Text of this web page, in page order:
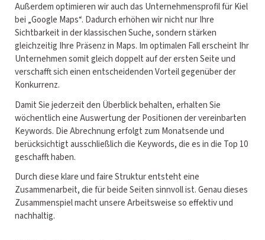
Außerdem optimieren wir auch das Unternehmensprofil für Kiel
bei „Google Maps“. Dadurch erhöhen wir nicht nur Ihre
Sichtbarkeit in der klassischen Suche, sondern stärken
gleichzeitig Ihre Präsenz in Maps. Im optimalen Fall erscheint Ihr
Unternehmen somit gleich doppelt auf der ersten Seite und
verschafft sich einen entscheidenden Vorteil gegenüber der
Konkurrenz.
Damit Sie jederzeit den Überblick behalten, erhalten Sie
wöchentlich eine Auswertung der Positionen der vereinbarten
Keywords. Die Abrechnung erfolgt zum Monatsende und
berücksichtigt ausschließlich die Keywords, die es in die Top 10
geschafft haben.
Durch diese klare und faire Struktur entsteht eine
Zusammenarbeit, die für beide Seiten sinnvoll ist. Genau dieses
Zusammenspiel macht unsere Arbeitsweise so effektiv und
nachhaltig.